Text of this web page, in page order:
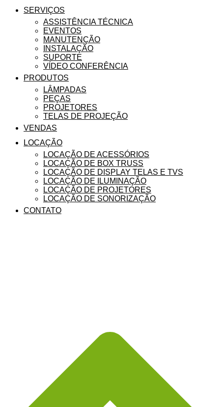
SERVIÇOS
ASSISTÊNCIA TÉCNICA
EVENTOS
MANUTENÇÃO
INSTALAÇÃO
SUPORTE
VÍDEO CONFERÊNCIA
PRODUTOS
LÂMPADAS
PEÇAS
PROJETORES
TELAS DE PROJEÇÃO
VENDAS
LOCAÇÃO
LOCAÇÃO DE ACESSÓRIOS
LOCAÇÃO DE BOX TRUSS
LOCAÇÃO DE DISPLAY TELAS E TVS
LOCAÇÃO DE ILUMINAÇÃO
LOCAÇÃO DE PROJETORES
LOCAÇÃO DE SONORIZAÇÃO
CONTATO